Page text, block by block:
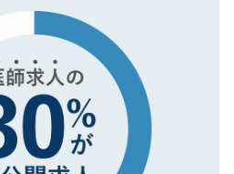
関してもご安心ください。